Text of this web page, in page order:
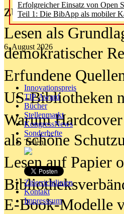
Erfolgreicher Einsatz von Open
Teil 1: Die BibApp als mobiler
6. August 2026
Innovationspreis
TIP Award
Bücher
Stellenmarkt
KongressNews
Sonderhefte
Teilen
Zitierrichtlinien
Kontakt
Impresssum
zu kurz greift
Lesen als
demokratischer
Erfundene
US-Bibliotheken
Warum
als schöne
Lesen auf Papier
E-Book-Modelle